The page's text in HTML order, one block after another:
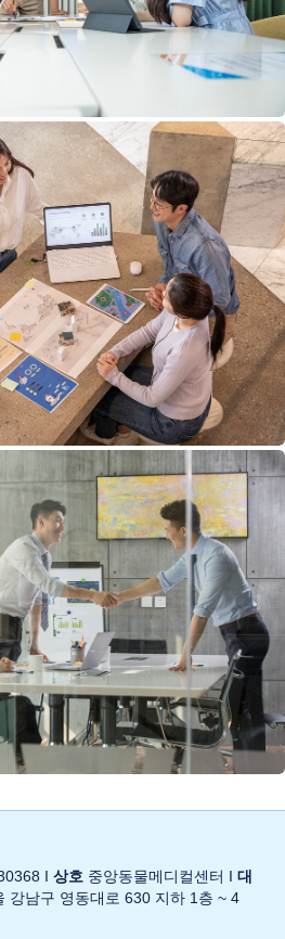
I 상호 중앙동물메디컬센터 I 대
강남구 영동대로 630 지하 1층 ~ 4